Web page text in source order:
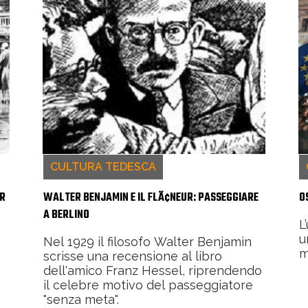
CULTURA TEDESCA
WALTER BENJAMIN E IL FLÃ¢NEUR: PASSEGGIARE
A BERLINO
Nel 1929 il filosofo Walter Benjamin
scrisse una recensione al libro
dell'amico Franz Hessel, riprendendo
il celebre motivo del passeggiatore
"senza meta".